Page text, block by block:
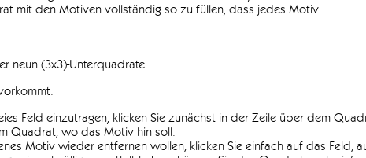
mit den Motiven vollständig so zu füllen, dass jedes Motiv
neun (3x3)-Unterquadrate
Feld einzutragen, klicken Sie zunächst in der Zeile über dem
Quadrat, wo das Motiv hin soll.
Motiv wieder entfernen wollen, klicken Sie einfach auf das Feld,